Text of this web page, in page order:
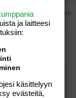
#15
ihan
pystyy siihen
ja laitteesi
käsittelyyn
evästeitä,